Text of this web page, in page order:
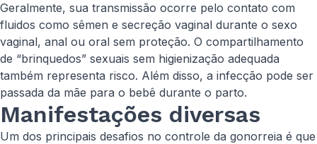
Geralmente, sua transmissão ocorre pelo contato com
fluidos como sêmen e secreção vaginal durante o sexo
vaginal, anal ou oral sem proteção. O compartilhamento
de “brinquedos” sexuais sem higienização adequada
também representa risco. Além disso, a infecção pode ser
passada da mãe para o bebê durante o parto.
Manifestações diversas
Um dos principais desafios no controle da gonorreia é que